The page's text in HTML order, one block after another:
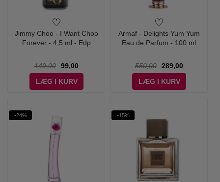
Jimmy Choo - I Want Choo
Forever - 4,5 ml - Edp
149,00
99,00
LÆG I KURV
Armaf - Delights Yum Yum
Eau de Parfum - 100 ml
550,00
289,00
LÆG I KURV
-24% -15%